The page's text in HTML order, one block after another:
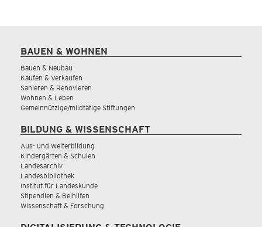
BAUEN & WOHNEN
Bauen & Neubau
Kaufen & Verkaufen
Sanieren & Renovieren
Wohnen & Leben
Gemeinnützige/mildtätige Stiftungen
BILDUNG & WISSENSCHAFT
Aus- und Weiterbildung
Kindergärten & Schulen
Landesarchiv
Landesbibliothek
Institut für Landeskunde
Stipendien & Beihilfen
Wissenschaft & Forschung